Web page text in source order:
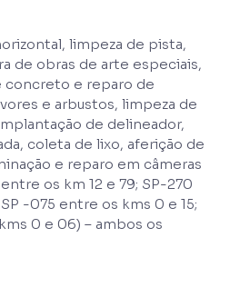
limpeza de pista,
de obras de arte especiais,
concreto e reparo de
e arbustos, limpeza de
de delineador,
coleta de lixo, aferição de
e reparo em câmeras
os km 12 e 79; SP-270
-075 entre os kms 0 e 15;
0 e 06) – ambos os